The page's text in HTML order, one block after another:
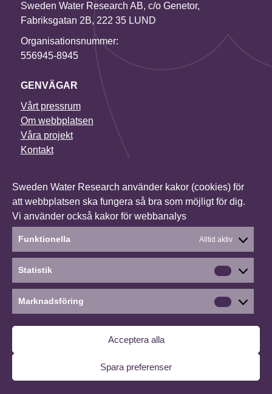
Sweden Water Research använder kakor (cookies) för
att webbplatsen ska fungera så bra som möjligt för dig.
Vi använder också kakor för webbanalys
Funktionella Alltid aktiv
Statistik
Statistik
Marknadsföring
Acceptera alla
Spara preferenser
Sweden Water Research AB, c/o Genetor,
Fabriksgatan 2B, 222 35 LUND
Organisationsnummer:
556945-8945
GENVÄGAR
Vårt pressrum
Om webbplatsen
Våra projekt
Kontakt
I vårt nyhetsbrev får du senaste nytt om alla våra
projekt, vilka konferenser vi deltar i och mycket annat.
Anmäl dig till vårt nyhetsbrev
Social media
Linkedin
Hantera medgivande